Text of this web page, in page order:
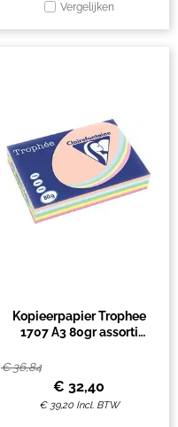
Vergelijken
Kopieerpapier Trophee
1707 A3 80gr assorti
€36,84
€ 32,40
€ 39,20 Incl. BTW